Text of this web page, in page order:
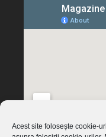
Acest site folosește cookie-